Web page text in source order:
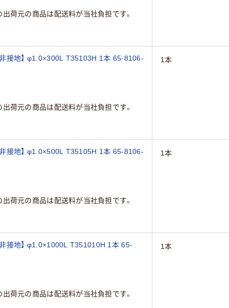
出荷元の商品は配送料が当社負担です。
接地】 φ1.0×300L T35103H 1本 65-8106-
出荷元の商品は配送料が当社負担です。
1本
接地】 φ1.0×500L T35105H 1本 65-8106-
出荷元の商品は配送料が当社負担です。
1本
接地】 φ1.0×1000L T351010H 1本 65-
出荷元の商品は配送料が当社負担です。
1本